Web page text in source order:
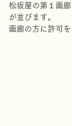
松坂屋の第１画
が並びます。